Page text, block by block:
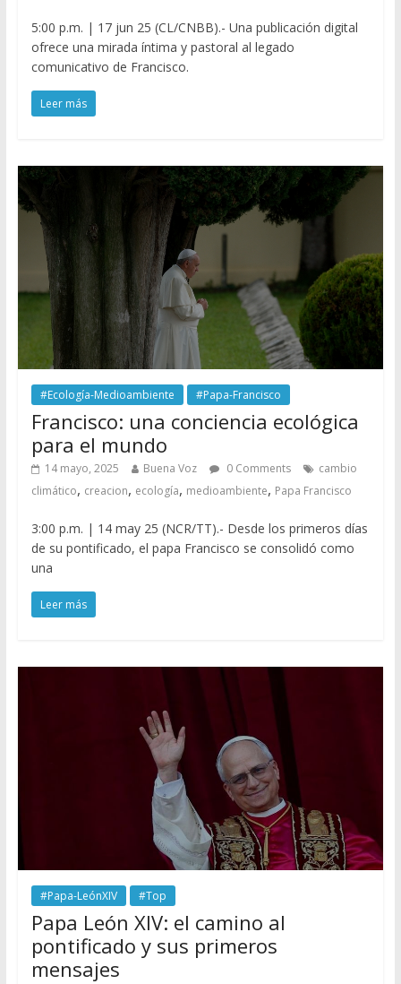
5:00 p.m. | 17 jun 25 (CL/CNBB).- Una publicación digital
ofrece una mirada íntima y pastoral al legado
comunicativo de Francisco.
Leer más
#Ecología-Medioambiente #Papa-Francisco
Francisco: una conciencia ecológica
para el mundo
14 mayo, 2025 Buena Voz 0 Comments
cambio
climático, creacion, ecología, medioambiente, Papa Francisco
3:00 p.m. | 14 may 25 (NCR/TT).- Desde los primeros días
de su pontificado, el papa Francisco se consolidó como
una
Leer más
#Papa-LeónXIV #Top
Papa León XIV: el camino al
pontificado y sus primeros
mensajes